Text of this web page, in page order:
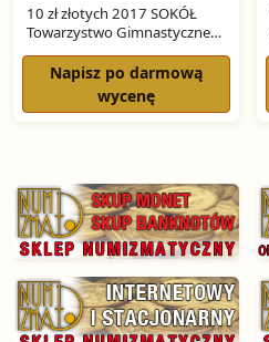
10 zł złotych 2017 SOKÓŁ
Towarzystwo Gimnastyczne
SREBRO
Napisz po darmową
wycenę